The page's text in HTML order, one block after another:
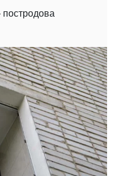
постродова